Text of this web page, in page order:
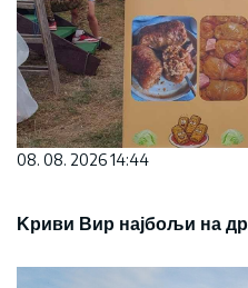
08. 08. 2026 14:44
Kриви Вир најбољи на